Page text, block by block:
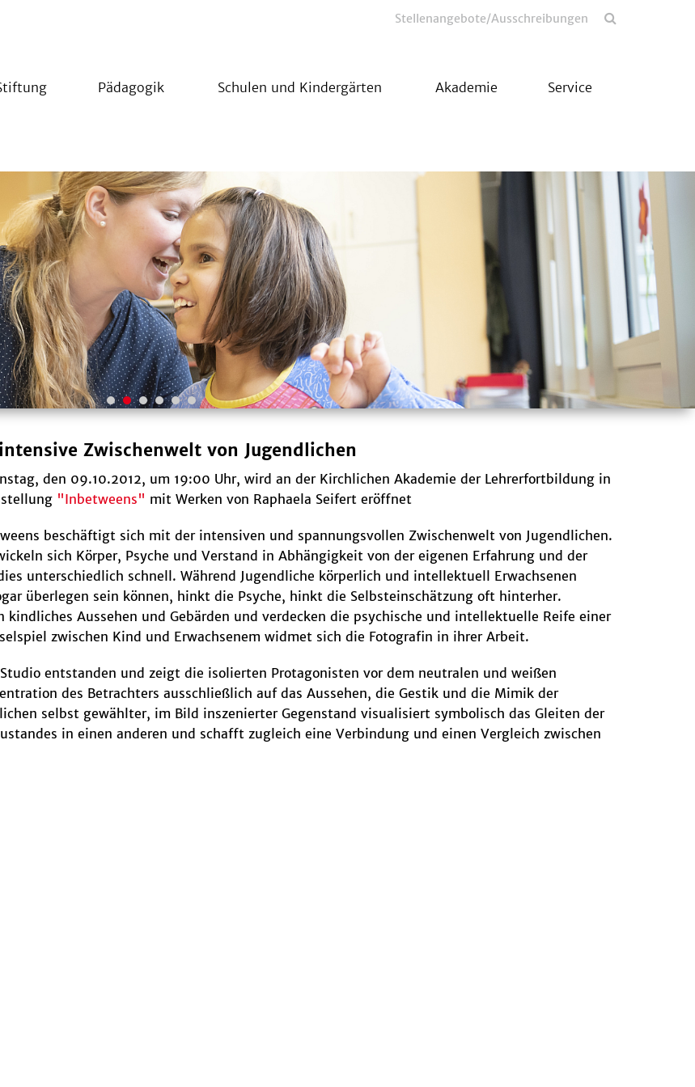
Stellenangebote/Ausschreibungen
Pädagogik Schulen und Kindergärten Akademie Service
Zwischenwelt von Jugendlichen
den 09.10.2012, um 19:00 Uhr, wird an der Kirchlichen Akademie der Lehrerfortbildung in
"Inbetweens" mit Werken von Raphaela Seifert eröffnet
beschäftigt sich mit der intensiven und spannungsvollen Zwischenwelt von Jugendlichen.
sich Körper, Psyche und Verstand in Abhängigkeit von der eigenen Erfahrung und der
unterschiedlich schnell. Während Jugendliche körperlich und intellektuell Erwachsenen
überlegen sein können, hinkt die Psyche, hinkt die Selbsteinschätzung oft hinterher.
kindliches Aussehen und Gebärden und verdecken die psychische und intellektuelle Reife einer
zwischen Kind und Erwachsenem widmet sich die Fotografin in ihrer Arbeit.
entstanden und zeigt die isolierten Protagonisten vor dem neutralen und weißen
des Betrachters ausschließlich auf das Aussehen, die Gestik und die Mimik der
selbst gewählter, im Bild inszenierter Gegenstand visualisiert symbolisch das Gleiten der
in einen anderen und schafft zugleich eine Verbindung und einen Vergleich zwischen